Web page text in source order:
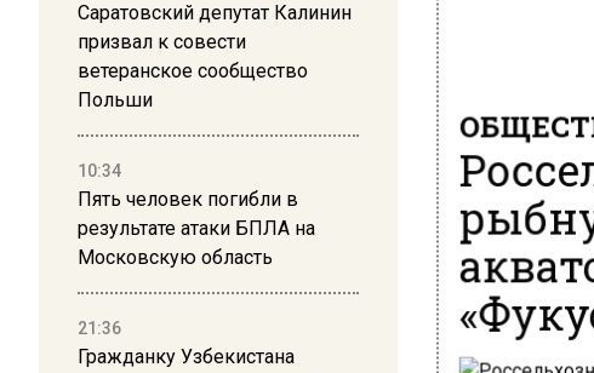
Саратовский депутат Калинин
призвал к совести
ветеранское сообщество
Польши
10:34
Пять человек погибли в
результате атаки БПЛА на
Московскую область
21:36
Гражданку Узбекистана